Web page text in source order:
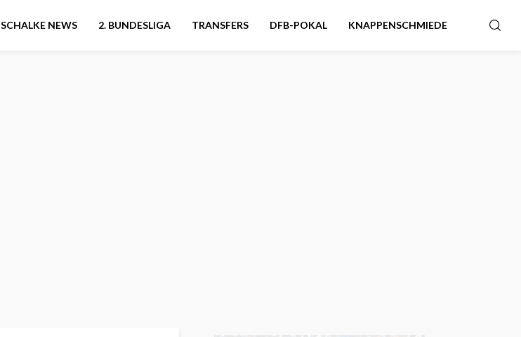
SCHALKE NEWS 2. BUNDESLIGA TRANSFERS DFB-POKAL KNAPPENSCHMIEDE